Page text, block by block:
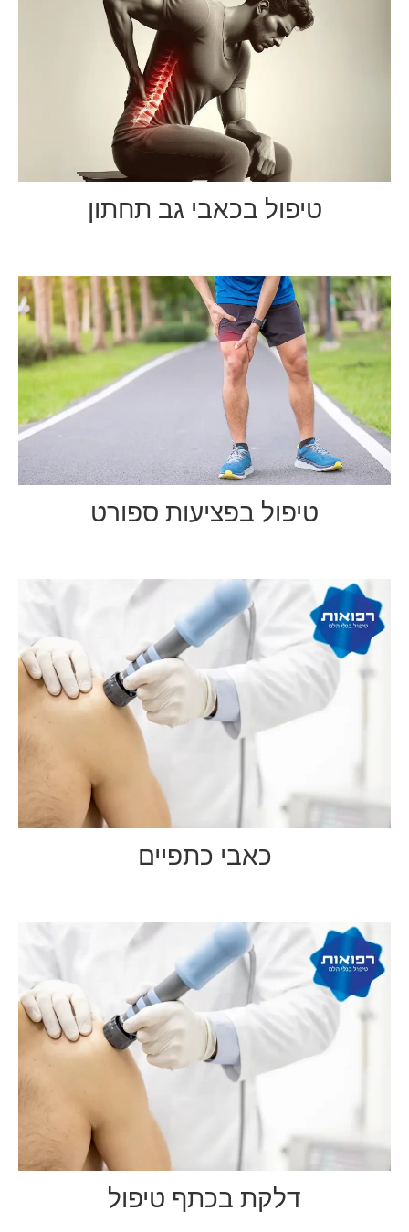
טיפול בכאבי גב תחתון
טיפול בפציעות ספורט
כאבי כתפיים
דלקת בכתף טיפול